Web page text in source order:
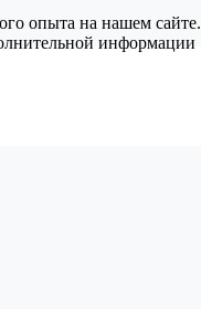
опыта на нашем сайте.
информации